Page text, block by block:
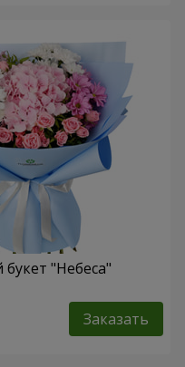
"Небеса"
Заказать